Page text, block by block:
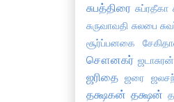
சுபத்திரை சுப்ரதீகா
சுருவாவதி சுலபை
சூர்ப்பனகை
சௌனகர் ஜடாசுரன்
ஜரிதை ஜரை
தக்ஷகன் தக்ஷன்